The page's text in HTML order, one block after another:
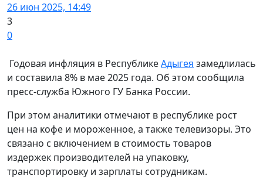
26 июн 2025, 14:49
3
0
Годовая инфляция в РеспубликеАдыгея замедлилась
и составила 8% в мае 2025 года. Об этом сообщила
пресс-служба Южного ГУ Банка России.
При этом аналитики отмечают в республике рост
цен на кофе и мороженное, а также телевизоры. Это
связано с включением в стоимость товаров
издержек производителей на упаковку,
транспортировку и зарплаты сотрудникам.